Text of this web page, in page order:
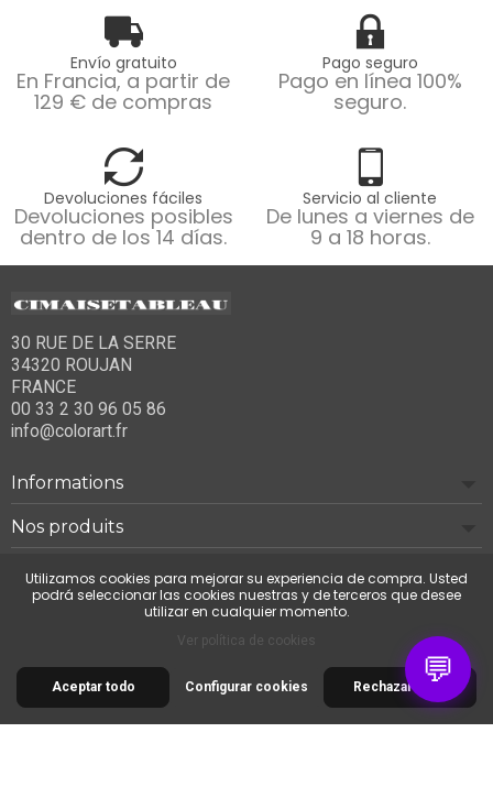
Envío gratuito
En Francia, a partir de
129 € de compras
Pago seguro
Pago en línea 100%
seguro.
Devoluciones fáciles
Devoluciones posibles
dentro de los 14 días.
Servicio al cliente
De lunes a viernes de
9 a 18 horas.
30 RUE DE LA SERRE
34320 ROUJAN
FRANCE
00 33 2 30 96 05 86
info@colorart.fr
Informations
Nos produits
Notre société
💬
© 2026 Cimaise Tableau. Tous droits réservés.
Utilizamos cookies para mejorar su experiencia de compra. Usted
podrá seleccionar las cookies nuestras y de terceros que desee
utilizar en cualquier momento.
Ver política de cookies
Aceptar todo Rechazar todo
Configurar cookies